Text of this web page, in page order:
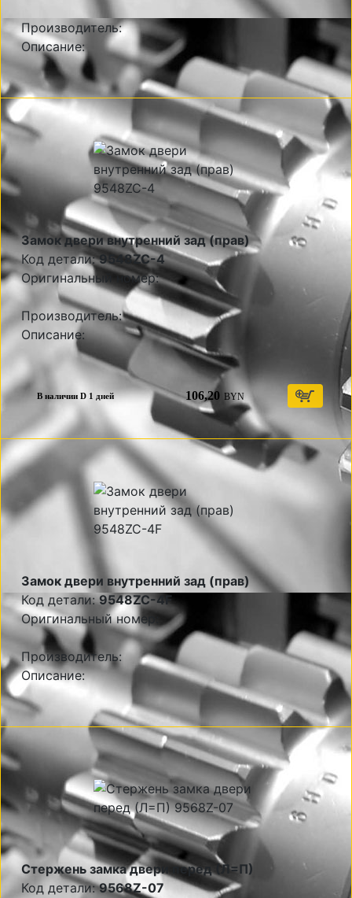
Производитель:
Описание:
Замок двери внутренний зад (прав)
Код детали:9548ZC-4
Оригинальный номер:
Производитель:
Описание:
В наличии D 1 дней 106,20 BYN
Замок двери внутренний зад (прав)
Код детали:9548ZC-4F
Оригинальный номер:
Производитель:
Описание:
Стержень замка двери перед (Л=П)
Код детали:9568Z-07